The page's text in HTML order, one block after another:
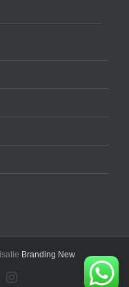
Branding New
Instagram